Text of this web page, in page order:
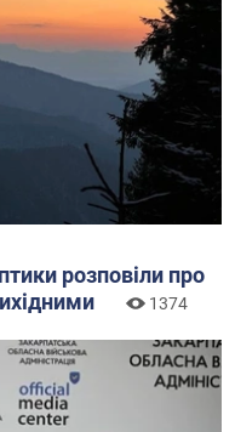
розповіли про
1374